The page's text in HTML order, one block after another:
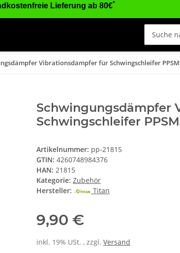
Lieferung ab 80€*
Vibrationsdämpfer für Schwingschleifer
Schwingungsdämpfer
Schwingschleifer
Artikelnummer: pp-21815
GTIN: 4260748984376
HAN: 21815
Kategorie: Zubehör
Hersteller:
Titan
9,90 €
inkl. 19% USt. , zzgl. Versand